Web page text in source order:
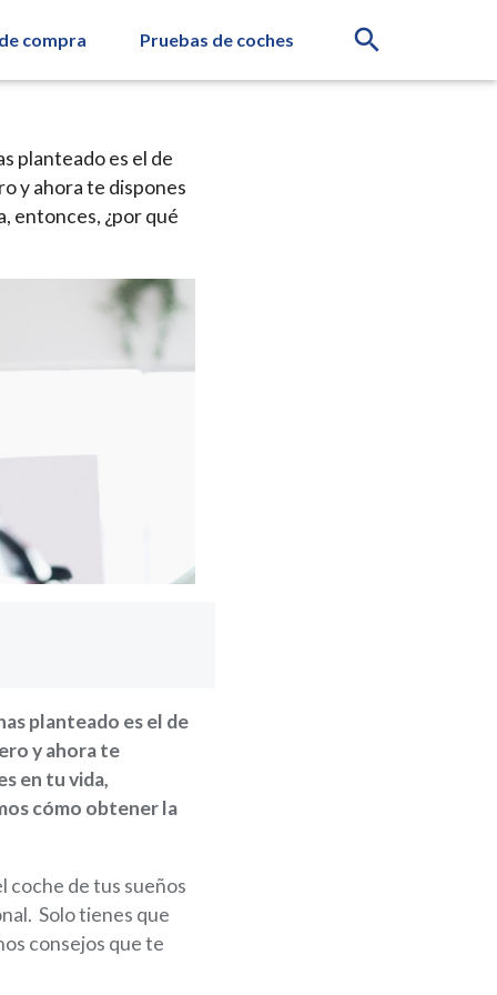
search
compra Pruebas de coches
planteado es el de
y ahora te dispones
entonces, ¿por qué
planteado es el de
y ahora te
en tu vida,
cómo obtener la
coche de tus sueños
Solo tienes que
consejos que te